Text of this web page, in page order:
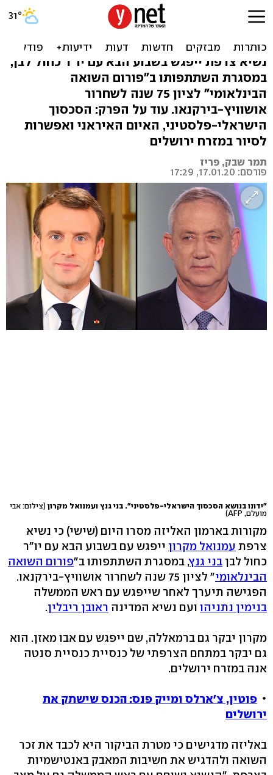
במהלך ביקורו בארץ: מקרון
ייפגש עם גנץ
נשיא צרפת ייפגש בשבוע הבא עם יו"ר כחול לבן,
במסגרת השתתפותו ב"פורום השואה
הבינלאומי" לציון 75 שנה לשחרור
אושוויץ-בירקנאו. עוד על הפרק: הסכסוך
הישראלי-פלסטיני, האיום האיראני ואפשרות
לסיור במזרח ירושלים
תמר שבק, פריז
פורסם: 17.01.20, 17:29
"ידונו בנושא הסכסוך הישראלי-פלסטיני". בני גנץ ועמנואל מקרון (צילום: אבי
מועלם, AFP)
מקורות בארמון האליזה מסרו היום (שישי) כי נשיא
צרפת עמנואל מקרון ייפגש עם בשבוע הבא עם יו"ר
כחול לבן בני גנץ, במסגרת השתתפותו ב"פורום השואה
הבינלאומי
" לציון 75 שנה לשחרור אושוויץ-בירקנאו.
הפגישה תיערך לאחר שייפגש עם ראש הממשלה
בנימין נתניהו ועם נשיא המדינה ראובן ריבלין.
מקרון יבקר גם ברמאללה, שם ייפגש עם אבו מאזן. הוא
גם יבקר במתחם הצרפתי של כנסיית כנסיית סנטה
אנה במזרח ירושלים.
פוטין, צ'ארלס ומייק פנס: הכנס שישתק את
ירושלים
באליזה מדגישים כי מטרת הביקור היא לכבד את זכר
השואה ולהדגיש את חשיבות המאבק באנטישמיות